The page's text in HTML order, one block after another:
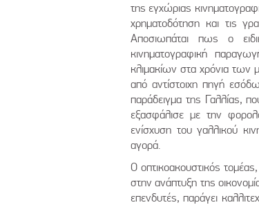
της εγχώριας
χρηματοδότηση και τις
Αποσιωπάται πως ο
κινηματογραφική
κλιμακίων στα χρόνια των
από αντίστοιχη πηγή
παράδειγμα της Γαλλίας,
εξασφάλισε με την
ενίσχυση του γαλλικού
αγορά.
Ο οπτικοακουστικός
στην ανάπτυξη της
επενδυτές, παράγει